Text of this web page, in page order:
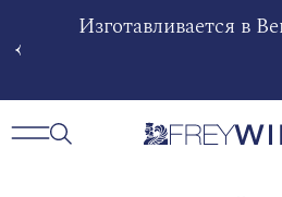
Изготавливается в
Открыть / Закрыть навигацию
Открытый поиск